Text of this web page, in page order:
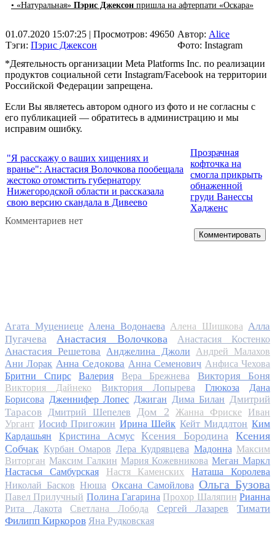
• «Натуральная» Пэрис Джексон пришла на афтерпати «Оскара»
01.07.2020 15:07:25 | Просмотров: 49650
Тэги: Пэрис Джексон
Автор: Alice
Фото: Instagram
*Деятельность организации Meta Platforms Inc. по реализации
продуктов социальной сети Instagram/Facebook на территории
Российской Федерации запрещена.
Если Вы являетесь автором одного из фото и не согласны с
его публикацией — обратитесь в администрацию и мы
исправим ошибку.
"Я расскажу о ваших хищениях и
вранье": Анастасия Волочкова пообещала
жестоко отомстить губернатору
Нижегородской области и рассказала
свою версию скандала в Дивеево
Прозрачная
кофточка на
смогла прикрыть
обнаженной
груди Ванессы
Хадженс
Комментариев нет
Комментировать
Агата Муцениеце Алена Водонаева Алена Шишкова Алла
Пугачева
Анастасия Волочкова Анастасия Костенко
Анастасия Решетова Анджелина Джоли
Андрей Малахов
Ани Лорак Анна Седокова Анна Семенович Анфиса Чехова
Бритни Спирс
Валерия Вера Брежнева Виктория Боня
Виктория Дайнеко Виктория Лопырева Глюкоза
Дана
Борисова Дженнифер Лопес Джиган Дима Билан Дмитрий
Тарасов
Дмитрий Шепелев Дом 2 Жанна Фриске
Иван
Ургант Иосиф Пригожин Ирина Шейк Кейт Миддлтон Ким
Кардашьян
Кристина Асмус Ксения Бородина
Ксения
Собчак Курбан Омаров Лера Кудрявцева Мадонна Максим
Виторган Максим Галкин Мария Кожевникова Меган Маркл
Настасья Самбурская
Настя Каменских
Наташа Королева
Николай Басков Нюша Оксана Самойлова Ольга Бузова
Павел Прилучный Полина Гагарина Прохор Шаляпин Рианна
Рита Дакота
Светлана Лобода Сергей Лазарев
Тимати
Филипп Киркоров Яна Рудковская